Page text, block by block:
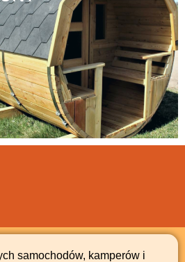
samochodów, kamperów i